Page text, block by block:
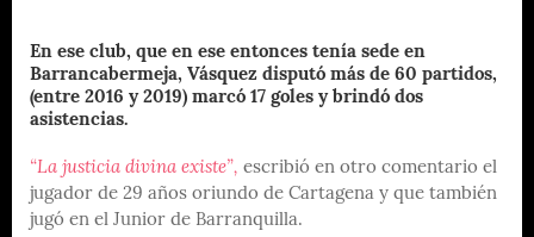
En ese club, que en ese entonces tenía sede en
Barrancabermeja, Vásquez disputó más de 60 partidos,
(entre 2016 y 2019) marcó 17 goles y brindó dos
asistencias.
“La justicia divina existe”, escribió en otro comentario el
jugador de 29 años oriundo de Cartagena y que también
jugó en el Junior de Barranquilla.